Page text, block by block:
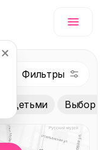
с детьми Выбор